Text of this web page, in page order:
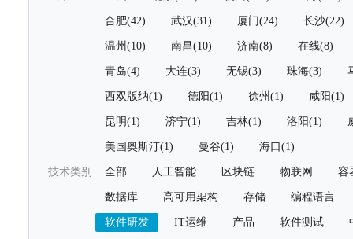
合肥(42) 武汉(31) 厦门(24) 长沙(22)
温州(10) 南昌(10) 济南(8) 在线(8)
青岛(4) 大连(3) 无锡(3) 珠海(3)
西双版纳(1) 德阳(1) 徐州(1) 咸阳(1)
昆明(1) 济宁(1) 吉林(1) 洛阳(1)
美国奥斯汀(1) 曼谷(1) 海口(1)
技术类别 全部 人工智能 区块链 物联网 容
数据库 高可用架构 存储 编程语言
软件研发 IT运维 产品 软件测试